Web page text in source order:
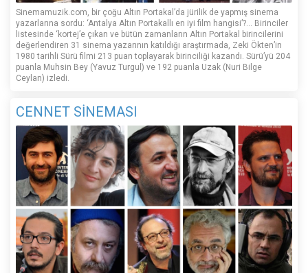
Sinemamuzik.com, bir çoğu Altın Portakal’da jürilik de yapmış sinema
yazarlarına sordu: ‘Antalya Altın Portakallı en iyi film hangisi’?... Birinciler
listesinde ‘kortej’e çıkan ve bütün zamanların Altın Portakal birincilerini
değerlendiren 31 sinema yazarının katıldığı araştırmada, Zeki Ökten’in
1980 tarihli Sürü filmi 213 puan toplayarak birinciliği kazandı. Sürü’yü 204
puanla Muhsin Bey (Yavuz Turgul) ve 192 puanla Uzak (Nuri Bilge
Ceylan) izledi.
CENNET SİNEMASI